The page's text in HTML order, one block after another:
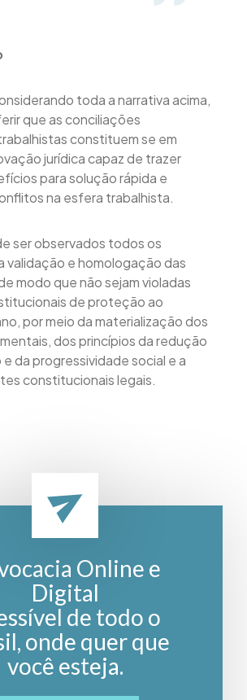
toda a narrativa acima,
que as conciliações
constituem se em
jurídica capaz de trazer
para solução rápida e
na esfera trabalhista.
ser observados todos os
validação e homologação das
modo que não sejam violadas
de proteção ao
por meio da materialização dos
dos princípios da redução
da progressividade social e a
constitucionais legais.
Online e
Digital
de todo o
onde quer que
você esteja.